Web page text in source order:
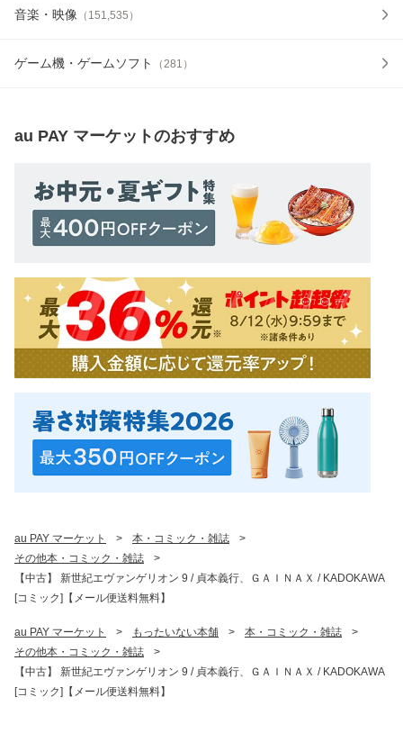
音楽・映像 （ 151,535 ）
ゲーム機・ゲームソフト （281 ）
au PAY マーケットのおすすめ
au PAY マーケット > 本・コミック・雑誌
>
その他本・コミック・雑誌
>
【中古】 新世紀エヴァンゲリオン 9 / 貞本義行、ＧＡＩＮＡＸ / KADOKAWA
[コミック]【メール便送料無料】
au PAY マーケット > もったいない本舗 > 本・コミック・雑誌
>
その他本・コミック・雑誌
>
【中古】 新世紀エヴァンゲリオン 9 / 貞本義行、ＧＡＩＮＡＸ / KADOKAWA
[コミック]【メール便送料無料】